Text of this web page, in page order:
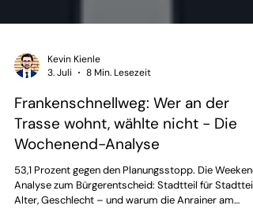
Kevin Kienle
3. Juli
8 Min. Lesezeit
Frankenschnellweg: Wer an der
Trasse wohnt, wählte nicht - Die
Wochenend-Analyse
53,1 Prozent gegen den Planungsstopp. Die